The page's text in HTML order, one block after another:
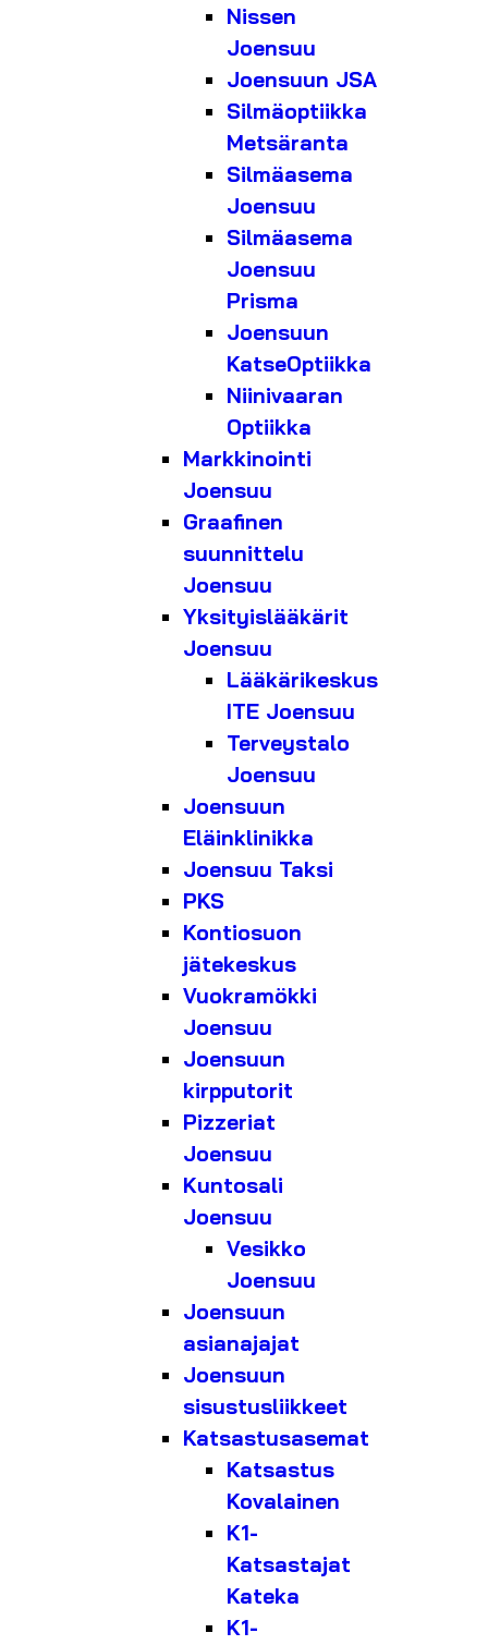
Nissen
Joensuu
Joensuun JSA
Silmäoptiikka
Metsäranta
Silmäasema
Joensuu
Silmäasema
Joensuu
Prisma
Joensuun
KatseOptiikka
Niinivaaran
Optiikka
Markkinointi
Joensuu
Graafinen
suunnittelu
Joensuu
Yksityislääkärit
Joensuu
Lääkärikeskus
ITE Joensuu
Terveystalo
Joensuu
Joensuun
Eläinklinikka
Joensuu Taksi
PKS
Kontiosuon
jätekeskus
Vuokramökki
Joensuu
Joensuun
kirpputorit
Pizzeriat
Joensuu
Kuntosali
Joensuu
Vesikko
Joensuu
Joensuun
asianajajat
Joensuun
sisustusliikkeet
Katsastusasemat
Katsastus
Kovalainen
K1-
Katsastajat
Kateka
K1-